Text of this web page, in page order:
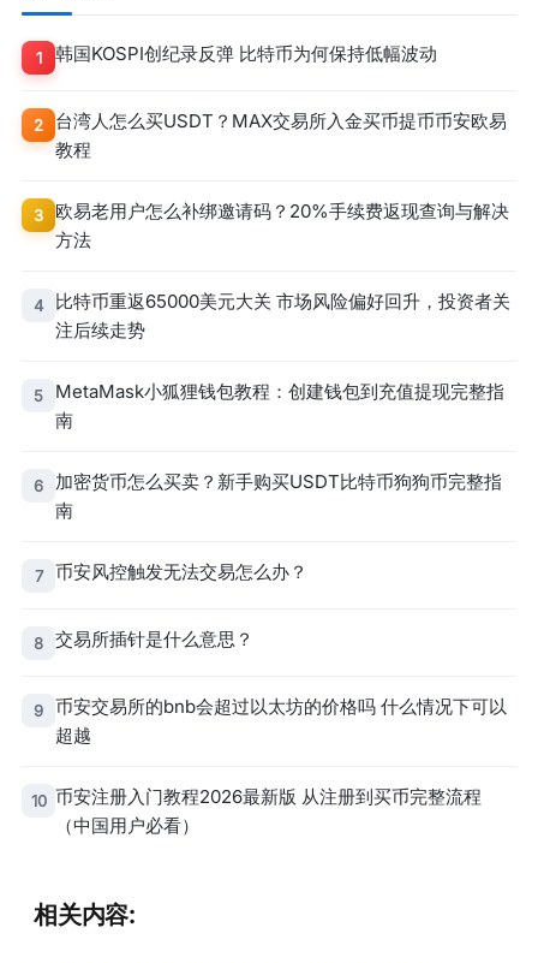
1 韩国KOSPI创纪录反弹 比特币为何保持低幅波动
2
台湾人怎么买USDT？MAX交易所入金买币提币币安欧易
教程
3
欧易老用户怎么补绑邀请码？20%手续费返现查询与解决
方法
4
比特币重返65000美元大关 市场风险偏好回升，投资者关
注后续走势
5
MetaMask小狐狸钱包教程：创建钱包到充值提现完整指
南
6
加密货币怎么买卖？新手购买USDT比特币狗狗币完整指
南
7 币安风控触发无法交易怎么办？
8 交易所插针是什么意思？
9
币安交易所的bnb会超过以太坊的价格吗 什么情况下可以
超越
10 币安注册入门教程2026最新版 从注册到买币完整流程
（中国用户必看）
相关内容: